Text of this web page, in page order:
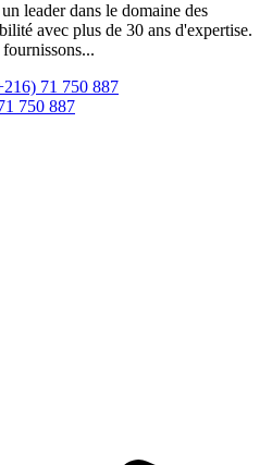
leader dans le domaine des
avec plus de 30 ans d'expertise.
71 750 887
750 887